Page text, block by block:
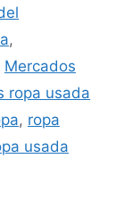
,
Mercados
ropa usada
, ropa
usada